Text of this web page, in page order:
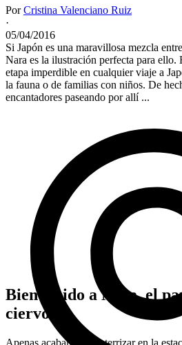
PorCristina Valenciano Ruiz
·
05/04/2016
Si Japón es una maravillosa mezcla
Nara es la ilustración perfecta para ello.
etapa imperdible en cualquier viaje a
la fauna o de familias con niños. De
encantadores paseando por allí ...
Bienvenido a Nara, el
ciervos
Apenas acabamos de aterrizar en la